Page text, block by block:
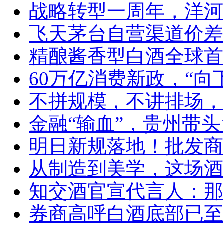
战略转型一周年，洋
飞天茅台自营渠道价
精酿酱香型白酒全球
60万亿消费新政，“向
不拼规模，不讲排场
金融“输血”，贵州带
明日新规落地！批发
从制造到美学，这场
知交酒官宣代言人：
券商高呼白酒底部已